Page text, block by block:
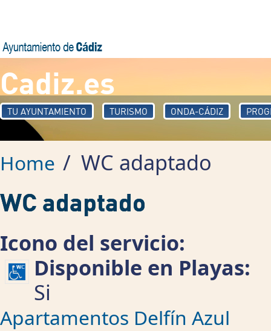
Cadiz.es
TU AYUNTAMIENTO TURISMO ONDA-CÁDIZ
Home / WC adaptado
WC adaptado
Icono del servicio:
Disponible en Playas:
Si
Apartamentos Delfín Azul